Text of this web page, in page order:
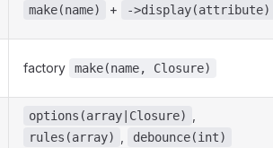
make(name) + ->display(attribute)
factory make(name, Closure)
options(array|Closure)
rules(array) debounce(int)